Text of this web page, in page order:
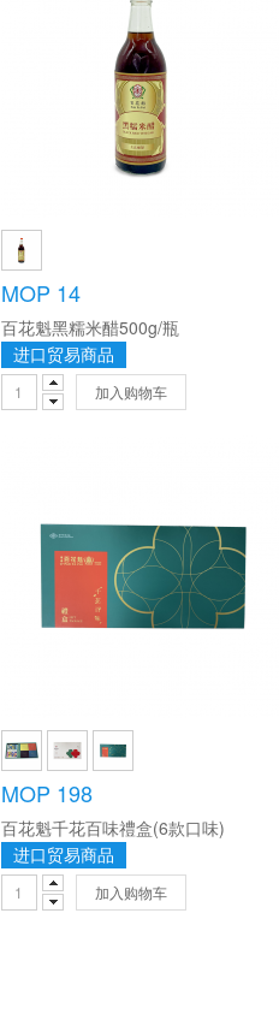
MOP 14
百花魁黑糯米醋500g/瓶
进口贸易商品
加入购物车
MOP 198
百花魁千花百味禮盒(6款口味)
进口贸易商品
加入购物车